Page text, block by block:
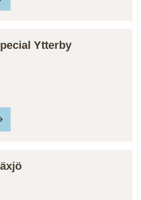
Ytterby